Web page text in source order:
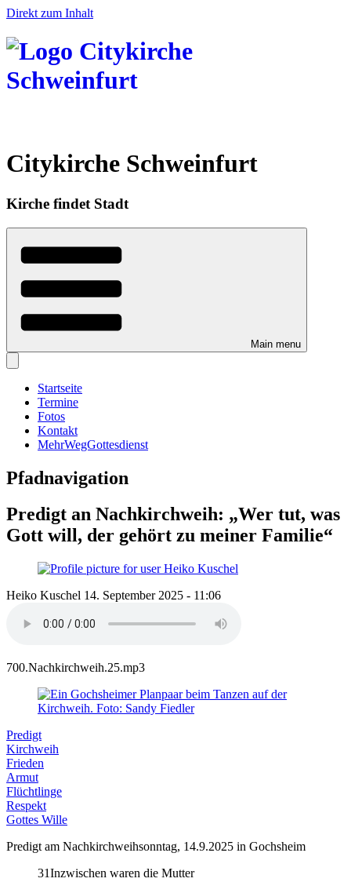
Direkt zum Inhalt
Citykirche Schweinfurt
Kirche findet Stadt
Main menu
Startseite
Termine
Fotos
Kontakt
MehrWegGottesdienst
Pfadnavigation
Predigt an Nachkirchweih: „Wer tut, was
Gott will, der gehört zu meiner Familie“
Heiko Kuschel 14. September 2025 - 11:06
700.Nachkirchweih.25.mp3
Predigt
Kirchweih
Frieden
Armut
Flüchtlinge
Respekt
Gottes Wille
Predigt am Nachkirchweihsonntag, 14.9.2025 in Gochsheim
31Inzwischen waren die Mutter